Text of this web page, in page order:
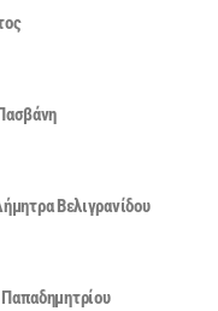
Βελιγρανίδου